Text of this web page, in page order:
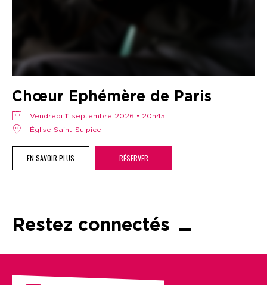
Chœur Ephémère de Paris
vendredi 11 septembre 2026 • 20h45
Église Saint-Sulpice
EN SAVOIR PLUS RÉSERVER
Restez connectés